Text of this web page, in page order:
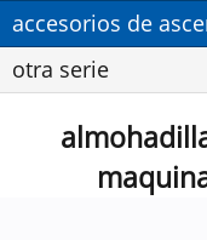
accesorios de
otra serie